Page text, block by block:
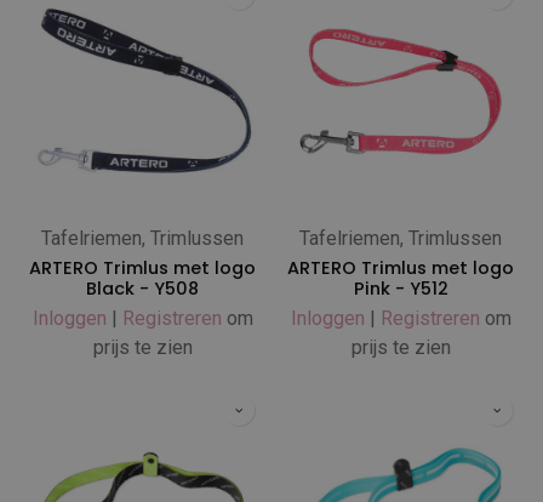
Tafelriemen, Trimlussen
ARTERO Trimlus met logo
Black - Y508
Inloggen | Registreren om
prijs te zien
Tafelriemen, Trimlussen
ARTERO Trimlus met logo
Pink - Y512
Inloggen | Registreren om
prijs te zien